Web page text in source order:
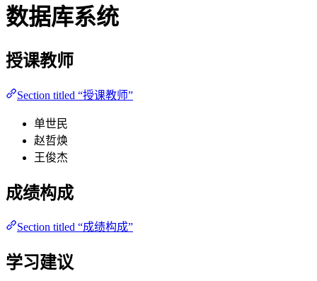
数据库系统
授课教师
Section titled “授课教师”
单世民
赵哲焕
王俊杰
成绩构成
Section titled “成绩构成”
学习建议